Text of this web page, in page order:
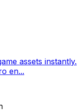
assets instantly.
en...